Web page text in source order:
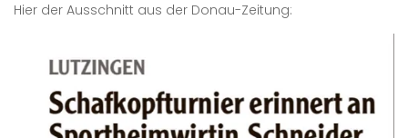
Hier der Ausschnitt aus der Donau-Zeitung: